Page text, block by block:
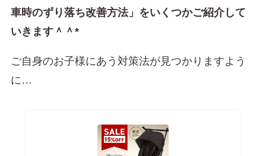
車時のずり落ち改善方法」をいくつかご紹介して
いきます＾＾*
ご自身のお子様にあう対策法が見つかりますよう
に…